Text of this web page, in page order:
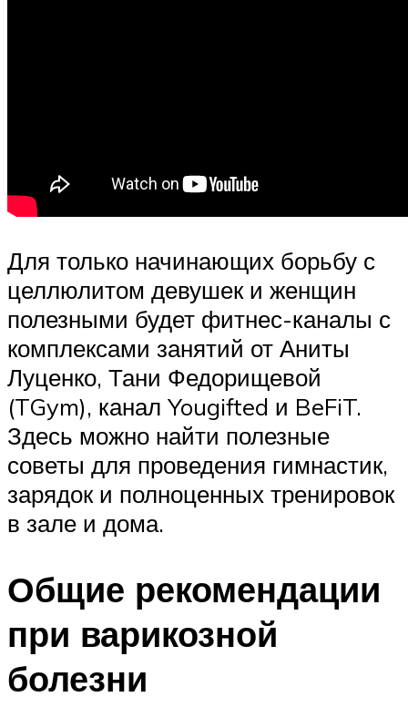
Для только начинающих борьбу с
целлюлитом девушек и женщин
полезными будет фитнес-каналы с
комплексами занятий от Аниты
Луценко, Тани Федорищевой
(TGym), канал Yougifted и BeFiT.
Здесь можно найти полезные
советы для проведения гимнастик,
зарядок и полноценных тренировок
в зале и дома.
Общие рекомендации
при варикозной
болезни